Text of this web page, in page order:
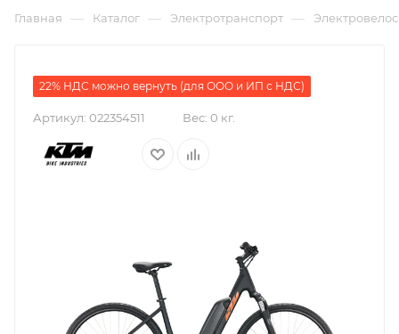
Главная — Каталог — Электротранспорт —
22% НДС можно вернуть (для ООО и ИП с НДС)
Артикул: 022354511 Вес: 0 кг.